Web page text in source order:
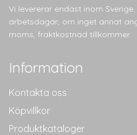
Vi levererar endast inom
arbetsdagar, om inget annat
moms, fraktkostnad tillkommer.
Information
Kontakta oss
Köpvillkor
Produktkataloger